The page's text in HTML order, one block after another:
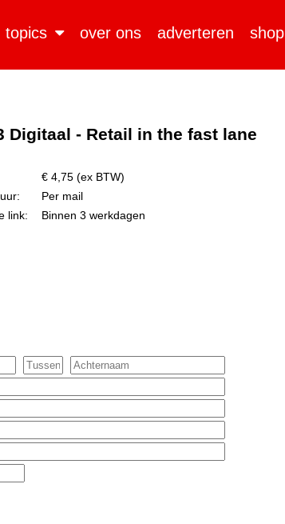
topics over ons adverteren shop
Digitaal - Retail in the fast lane
€ 4,75 (ex BTW)
Per mail
link:
Binnen 3 werkdagen